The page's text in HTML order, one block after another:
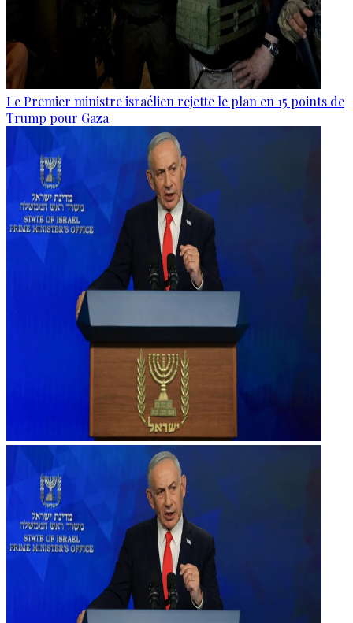
Le Premier ministre israélien rejette le plan en 15 points de
Trump pour Gaza